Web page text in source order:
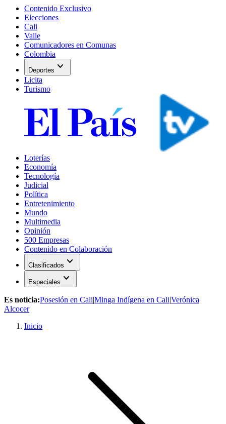
Contenido Exclusivo
Elecciones
Cali
Valle
Comunicadores en Comunas
Colombia
Deportes expand_more
Licita
Turismo
Loterías
Economía
Tecnología
Judicial
Política
Entretenimiento
Mundo
Multimedia
Opinión
500 Empresas
Contenido en Colaboración
Clasificados expand_more
Especiales expand_more
Es noticia:Posesión en Cali|Minga Indígena en Cali|Verónica
Alcocer
Inicio